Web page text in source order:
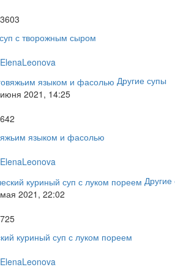
с творожным сыром
ElenaLeonova
Другие супы
2021, 14:25
языком и фасолью
ElenaLeonova
2021, 22:02
куриный суп с луком пореем
ElenaLeonova